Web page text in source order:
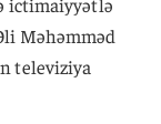
Məhəmməd
televiziya